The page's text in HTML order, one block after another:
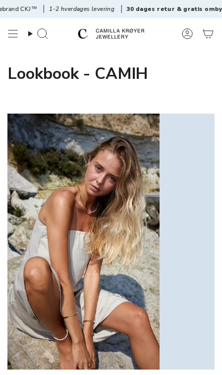
Videre1-2 hverdages levering 30 dages retur & gratis ombytning
Søg Konto
Lookbook - CAMIH